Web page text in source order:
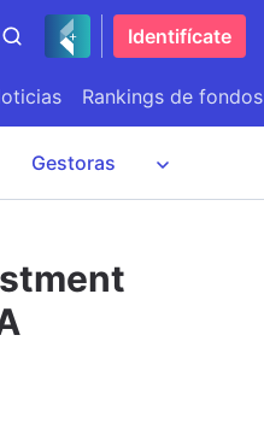
Identifícate
Rankings de fondos